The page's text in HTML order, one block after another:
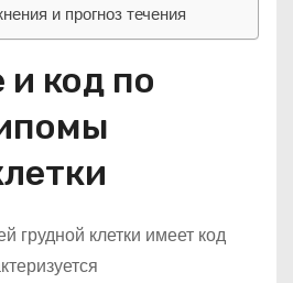
и прогноз течения
и код по
грудной клетки имеет код